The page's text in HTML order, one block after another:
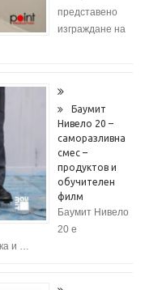
представено
изграждане на
Баумит
Нивело 20 –
саморазливна
смес –
продуктов и
обучителен
филм
Баумит Нивело
20 е
и …